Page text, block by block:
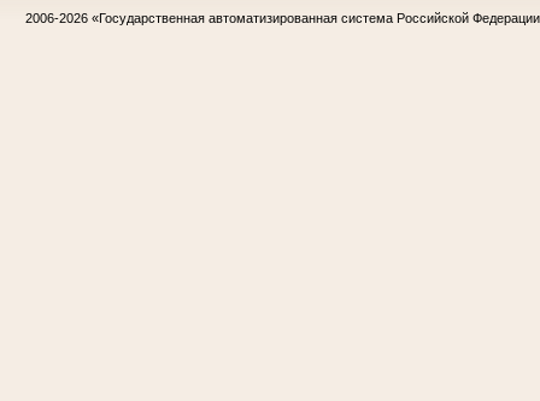
2006-2026 «Государственная автоматизированная система Российской